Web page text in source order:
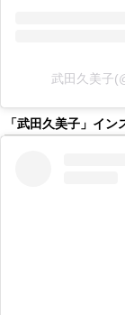
武田久美子
「武田久美子」イン